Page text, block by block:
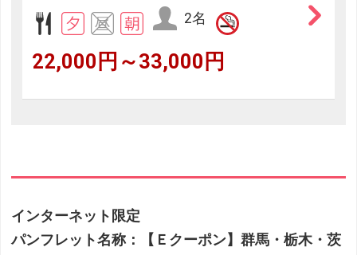
2名
22,000円～33,000円
インターネット限定
パンフレット名称：【Ｅクーポン】群馬・栃木・茨